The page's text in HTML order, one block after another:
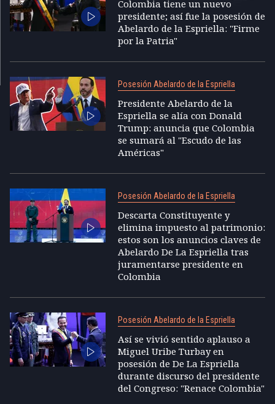
Colombia tiene un nuevo
presidente; así fue la posesión de
Abelardo de la Espriella: "Firme
por la Patria"
Posesión Abelardo de la Espriella
Presidente Abelardo de la
Espriella se alía con Donald
Trump: anuncia que Colombia
se sumará al "Escudo de las
Américas"
Posesión Abelardo de la Espriella
Descarta Constituyente y
elimina impuesto al patrimonio:
estos son los anuncios claves de
Abelardo De La Espriella tras
juramentarse presidente en
Colombia
Posesión Abelardo de la Espriella
Así se vivió sentido aplauso a
Miguel Uribe Turbay en
posesión de De La Espriella
durante discurso del presidente
del Congreso: "Renace Colombia"